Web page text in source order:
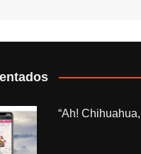
“Ah!